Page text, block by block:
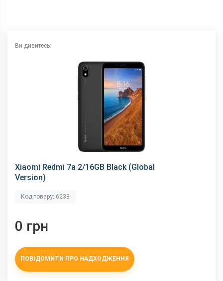
Аудіороз'єм
Характеристики та комплектацію товару виробник може
змінити без повідомлення.
Ви дивитесь:
Xiaomi Redmi 7a 2/16GB Black (Global
Version)
Код товару: 6238
0 грн
ПОВІДОМИТИ ПРО НАДХОДЖЕННЯ